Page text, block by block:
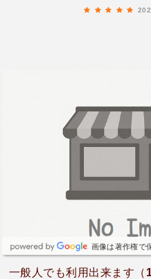
画像は著作権で
一般人でも利用出来ます（